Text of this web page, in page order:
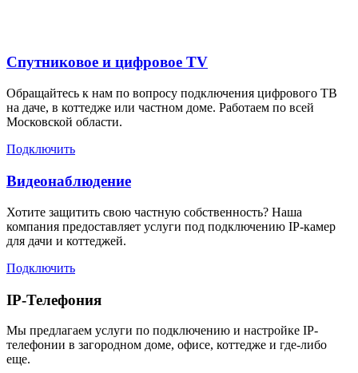
Спутниковое и цифровое TV
Обращайтесь к нам по вопросу подключения цифрового ТВ
на даче, в коттедже или частном доме. Работаем по всей
Московской области.
Подключить
Видеонаблюдение
Хотите защитить свою частную собственность? Наша
компания предоставляет услуги под подключению IP-камер
для дачи и коттеджей.
Подключить
IP-Телефония
Мы предлагаем услуги по подключению и настройке IP-
телефонии в загородном доме, офисе, коттедже и где-либо
еще.